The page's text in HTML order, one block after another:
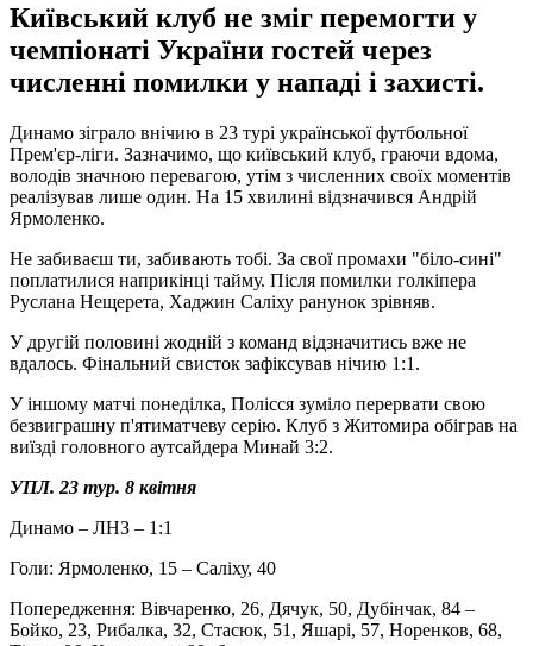
Київський клуб не зміг перемогти у
чемпіонаті України гостей через
численні помилки у нападі і захисті.
Динамо зіграло внічию в 23 турі української футбольної
Прем'єр-ліги. Зазначимо, що київський клуб, граючи вдома,
володів значною перевагою, утім з численних своїх моментів
реалізував лише один. На 15 хвилині відзначився Андрій
Ярмоленко.
Не забиваєш ти, забивають тобі. За свої промахи "біло-сині"
поплатилися наприкінці тайму. Після помилки голкіпера
Руслана Нещерета, Хаджин Саліху ранунок зрівняв.
У другій половині жодній з команд відзначитись вже не
вдалось. Фінальний свисток зафіксував нічию 1:1.
У іншому матчі понеділка, Полісся зуміло перервати свою
безвиграшну п'ятиматчеву серію. Клуб з Житомира обіграв на
виїзді головного аутсайдера Минай 3:2.
УПЛ. 23 тур. 8 квітня
Динамо – ЛНЗ – 1:1
Голи: Ярмоленко, 15 – Саліху, 40
Попередження: Вівчаренко, 26, Дячук, 50, Дубінчак, 84 –
Бойко, 23, Рибалка, 32, Стасюк, 51, Яшарі, 57, Норенков, 68,